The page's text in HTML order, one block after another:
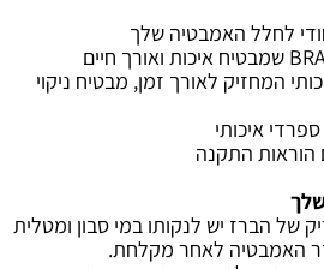
לחלל האמבטיה שלך
שמבטיח איכות ואורך חיים
המחזיק לאורך זמן, מבטיח ניקוי
איכותי
הוראות התקנה
של הברז יש לנקותו במי סבון ומטלית
האמבטיה לאחר מקלחת.